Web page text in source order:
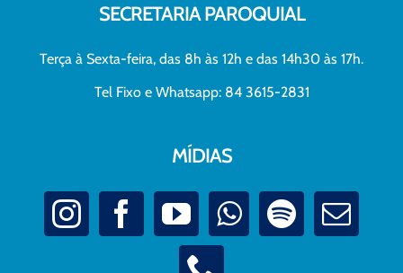
SECRETARIA PAROQUIAL
Terça à Sexta-feira, das 8h às 12h e das 14h30 às 17h.
Tel Fixo e Whatsapp: 84 3615-2831
MÍDIAS